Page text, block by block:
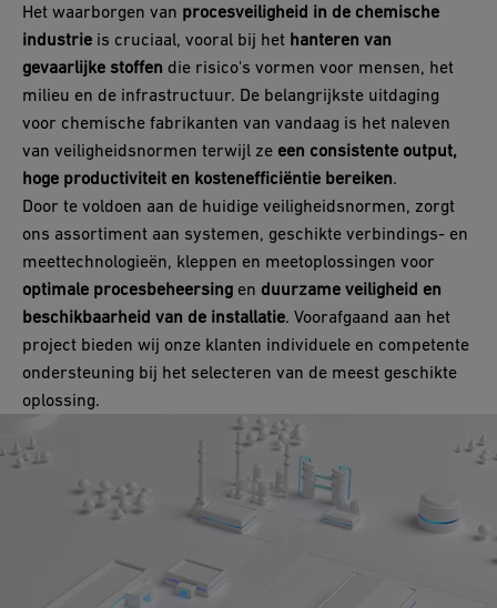
Het waarborgen van procesveiligheid in de chemische
industrie is cruciaal, vooral bij het hanteren van
gevaarlijke stoffen die risico's vormen voor mensen, het
milieu en de infrastructuur. De belangrijkste uitdaging
voor chemische fabrikanten van vandaag is het naleven
van veiligheidsnormen terwijl ze een consistente output,
hoge productiviteit en kostenefficiëntie bereiken.
Door te voldoen aan de huidige veiligheidsnormen, zorgt
ons assortiment aan systemen, geschikte verbindings- en
meettechnologieën, kleppen en meetoplossingen voor
optimale procesbeheersing en duurzame veiligheid en
beschikbaarheid van de installatie. Voorafgaand aan het
project bieden wij onze klanten individuele en competente
ondersteuning bij het selecteren van de meest geschikte
oplossing.